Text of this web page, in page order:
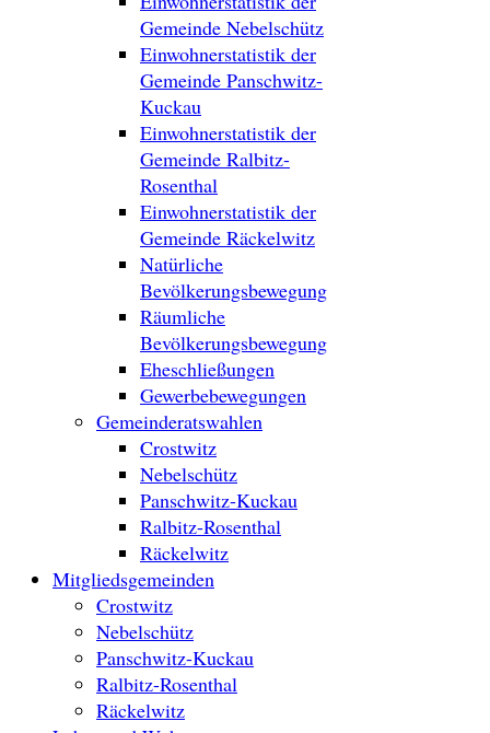
Gemeinde Nebelschütz
Einwohnerstatistik der
Gemeinde Panschwitz-
Kuckau
Einwohnerstatistik der
Gemeinde Ralbitz-
Rosenthal
Einwohnerstatistik der
Gemeinde Räckelwitz
Natürliche
Bevölkerungsbewegung
Räumliche
Bevölkerungsbewegung
Eheschließungen
Gewerbebewegungen
Gemeinderatswahlen
Crostwitz
Nebelschütz
Panschwitz-Kuckau
Ralbitz-Rosenthal
Räckelwitz
Mitgliedsgemeinden
Crostwitz
Nebelschütz
Panschwitz-Kuckau
Ralbitz-Rosenthal
Räckelwitz